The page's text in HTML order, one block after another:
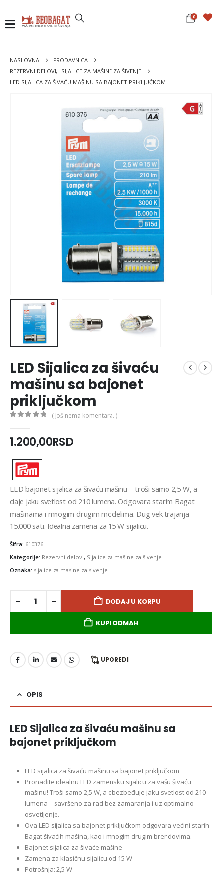
0
NASLOVNA
PRODAVNICA
REZERVNI DELOVI,
SIJALICE ZA MAŠINE ZA ŠIVENJE
LED SIJALICA ZA ŠIVAĆU MAŠINU SA BAJONET PRIKLJUČKOM
LED Sijalica za šivaću
mašinu sa bajonet
priključkom
( Još nema komentara. )
1.200,00RSD
LED bajonet sijalica za šivaću mašinu – troši samo 2,5 W, a
daje jaku svetlost od 210 lumena. Odgovara starim Bagat
mašinama i mnogim drugim modelima. Dug vek trajanja –
15.000 sati. Idealna zamena za 15 W sijalicu.
Šifra: 610376
Kategorije: Rezervni delovi, Sijalice za mašine za šivenje
Oznaka: sijalice za masine za sivenje
DODAJ U KORPU
KUPI ODMAH
UPOREDI
OPIS
LED Sijalica za šivaću mašinu sa
bajonet priključkom
LED sijalica za šivaću mašinu sa bajonet priključkom
Pronađite idealnu LED zamensku sijalicu za vašu šivaću
mašinu! Troši samo 2,5 W, a obezbeđuje jaku svetlost od 210
lumena – savršeno za rad bez zamaranja i uz optimalno
osvetljenje.
Ova LED sijalica sa bajonet priključkom odgovara većini starih
Bagat šivaćih mašina, kao i mnogim drugim brendovima.
Bajonet sijalica za šivaće mašine
Zamena za klasičnu sijalicu od 15 W
Potrošnja: 2,5 W